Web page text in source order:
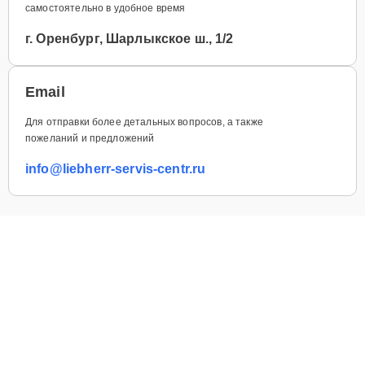
самостоятельно в удобное время
г. Оренбург, Шарлыкское ш., 1/2
Email
Для отправки более детальных вопросов, а также
пожеланий и предложений
info@liebherr-servis-centr.ru